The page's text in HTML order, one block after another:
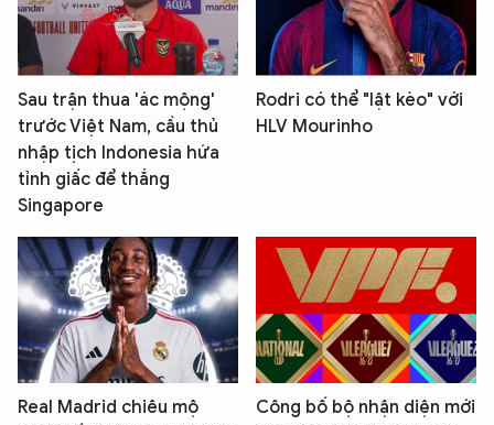
Sau trận thua 'ác mộng'
trước Việt Nam, cầu thủ
nhập tịch Indonesia hứa
tỉnh giấc để thắng
Singapore
Rodri có thể "lật kèo" với
HLV Mourinho
Real Madrid chiêu mộ
Công bố bộ nhận diện mới